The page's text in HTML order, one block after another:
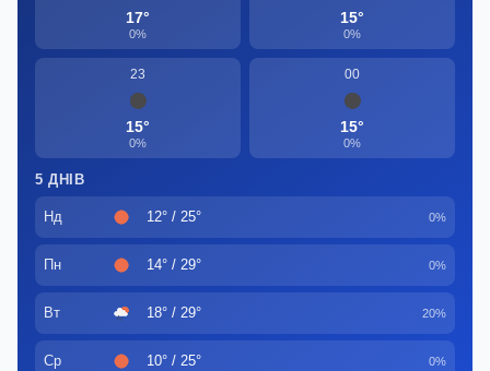
17°
0%
15°
0%
23
15°
0%
00
15°
0%
5 ДНІВ
Нд 12° / 25° 0%
Пн 14° / 29° 0%
Вт 18° / 29° 20%
Ср 10° / 25° 0%